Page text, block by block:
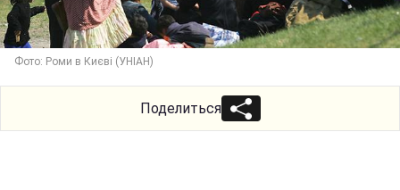
Фото: Роми в Києві (УНІАН)
Поделиться